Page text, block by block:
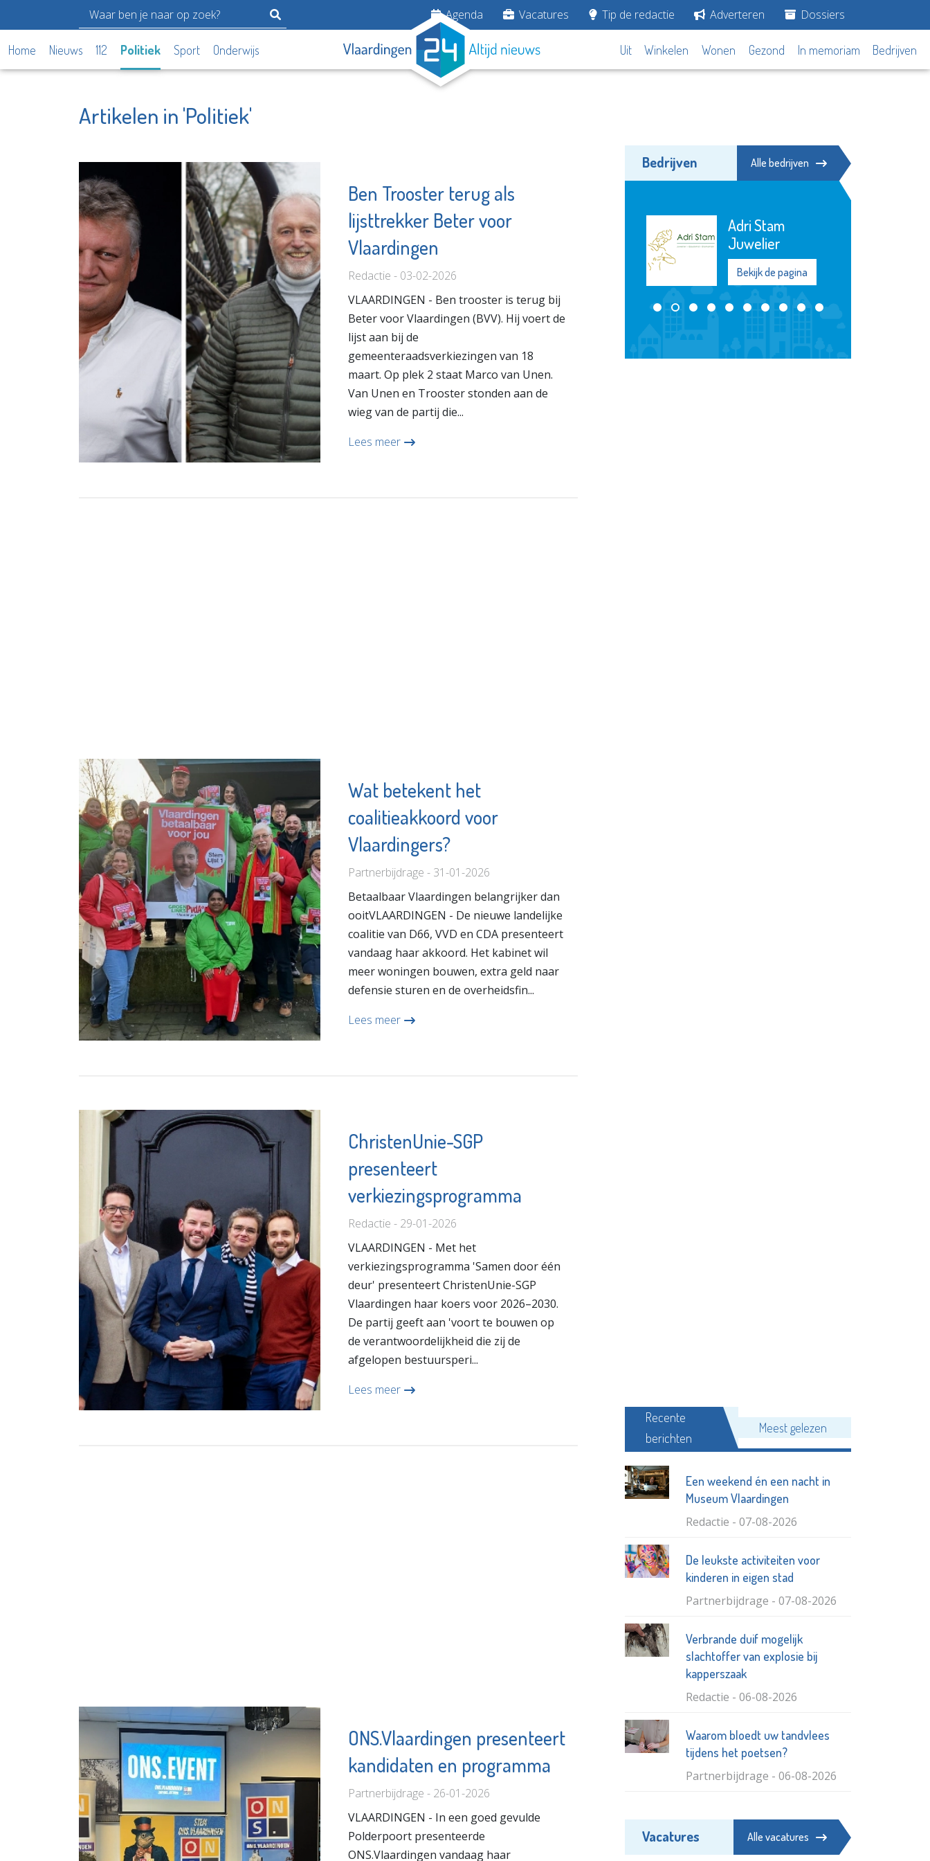
Agenda Vacatures Tip de redactie Adverteren Dossiers
Home Nieuws 112 Politiek Sport Onderwijs Uit Winkelen Wonen Gezond In memoriam Bedrijven
Artikelen in 'Politiek'
Ben Trooster terug als
lijsttrekker Beter voor
Vlaardingen
Redactie - 03-02-2026
VLAARDINGEN - Ben trooster is terug bij
Beter voor Vlaardingen (BVV). Hij voert de
lijst aan bij de
gemeenteraadsverkiezingen van 18
maart. Op plek 2 staat Marco van Unen.
Van Unen en Trooster stonden aan de
wieg van de partij die...
Lees meer
Wat betekent het
coalitieakkoord voor
Vlaardingers?
Partnerbijdrage - 31-01-2026
Betaalbaar Vlaardingen belangrijker dan
ooitVLAARDINGEN - De nieuwe landelijke
coalitie van D66, VVD en CDA presenteert
vandaag haar akkoord. Het kabinet wil
meer woningen bouwen, extra geld naar
defensie sturen en de overheidsfin...
Lees meer
ChristenUnie-SGP
presenteert
verkiezingsprogramma
Redactie - 29-01-2026
VLAARDINGEN - Met het
verkiezingsprogramma 'Samen door één
deur' presenteert ChristenUnie-SGP
Vlaardingen haar koers voor 2026–2030.
De partij geeft aan 'voort te bouwen op
de verantwoordelijkheid die zij de
afgelopen bestuursperi...
Lees meer
ONS.Vlaardingen presenteert
kandidaten en programma
Partnerbijdrage - 26-01-2026
VLAARDINGEN - In een goed gevulde
Polderpoort presenteerde
ONS.Vlaardingen vandaag haar
Bedrijven Alle bedrijven
Totaal-Beter
Bekijk de pagina
Podotherapie
Van Zanten
Bekijk de pagina
Adri Stam
De
OproepCentrale
Bekijk de pagina
Recente
berichten
Meest gelezen
Een weekend én een nacht in
Museum Vlaardingen
Redactie - 07-08-2026
De leukste activiteiten voor
kinderen in eigen stad
Partnerbijdrage - 07-08-2026
Verbrande duif mogelijk
slachtoffer van explosie bij
kapperszaak
Redactie - 06-08-2026
Waarom bloedt uw tandvlees
tijdens het poetsen?
Partnerbijdrage - 06-08-2026
Deense discounter wil
Vlaardingen veroveren
Vacatures Alle vacatures